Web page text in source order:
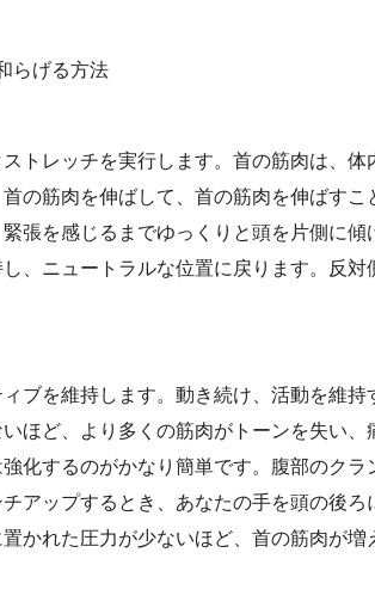
らげる方法
トレッチを実行します。首の筋肉は、
首の筋肉を伸ばして、首の筋肉を伸ばす
緊張を感じるまでゆっくりと頭を片側に
、ニュートラルな位置に戻ります。反対
ブを維持します。動き続け、活動を維
ほど、より多くの筋肉がトーンを失い
化するのがかなり簡単です。腹部のク
チアップするとき、あなたの手を頭の後
かれた圧力が少ないほど、首の筋肉が増